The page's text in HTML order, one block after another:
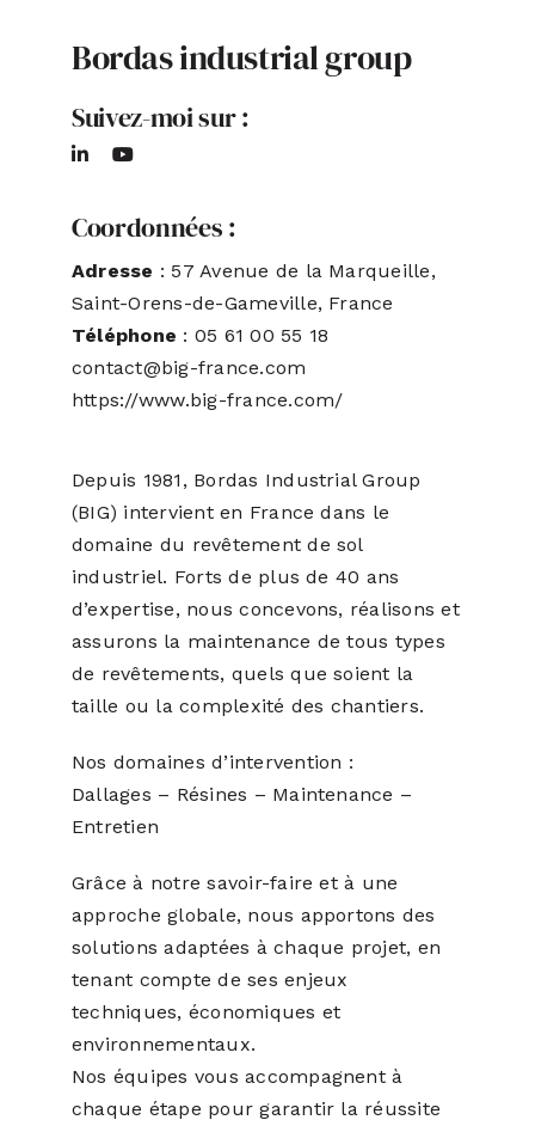
Bordas industrial group
Suivez-moi sur :
Coordonnées :
Adresse : 57 Avenue de la Marqueille,
Saint-Orens-de-Gameville, France
Téléphone : 05 61 00 55 18
contact@big-france.com
https://www.big-france.com/
Depuis 1981, Bordas Industrial Group
(BIG) intervient en France dans le
domaine du revêtement de sol
industriel. Forts de plus de 40 ans
d’expertise, nous concevons, réalisons et
assurons la maintenance de tous types
de revêtements, quels que soient la
taille ou la complexité des chantiers.
Nos domaines d’intervention :
Dallages – Résines – Maintenance –
Entretien
Grâce à notre savoir-faire et à une
approche globale, nous apportons des
solutions adaptées à chaque projet, en
tenant compte de ses enjeux
techniques, économiques et
environnementaux.
Nos équipes vous accompagnent à
chaque étape pour garantir la réussite
ACTUALITÉS
CONTACT